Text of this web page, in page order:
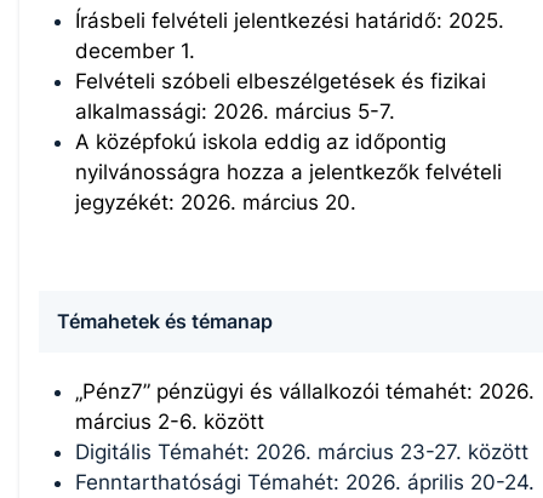
Írásbeli felvételi jelentkezési határidő: 2025.
december 1.
Felvételi szóbeli elbeszélgetések és fizikai
alkalmassági: 2026. március 5-7.
A középfokú iskola eddig az időpontig
nyilvánosságra hozza a jelentkezők felvételi
jegyzékét: 2026. március 20.
Témahetek és témanap
„Pénz7” pénzügyi és vállalkozói témahét: 2026.
március 2-6. között
Digitális Témahét: 2026. március 23-27. között
Fenntarthatósági Témahét: 2026. április 20-24.